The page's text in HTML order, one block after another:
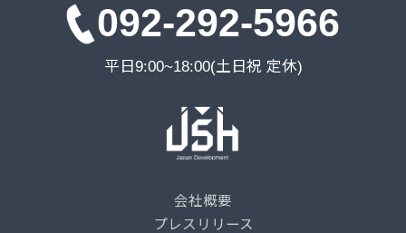
092-292-5966
平日9:00~18:00(土日祝 定休)
会社概要
プレスリリース